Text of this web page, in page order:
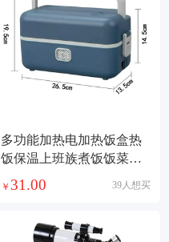
多功能加热电加热饭盒热
饭保温上班族煮饭饭菜电
热自热蒸煮神器充电保温
￥ 31.00 39人想买